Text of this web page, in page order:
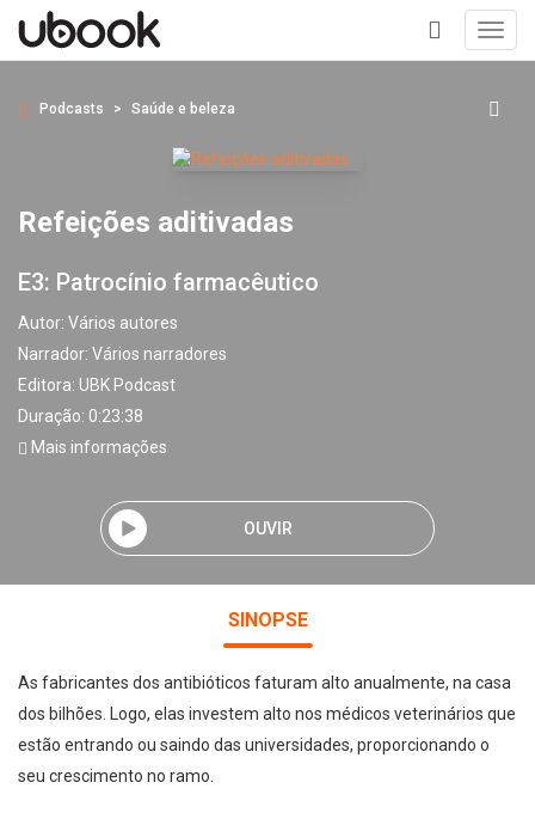
+
Podcasts Saúde e beleza
Refeições aditivadas
E3: Patrocínio farmacêutico
Autor: Vários autores
Narrador: Vários narradores
Editora: UBK Podcast
Duração: 0:23:38
Mais informações
OUVIR
SINOPSE
As fabricantes dos antibióticos faturam alto anualmente, na casa
dos bilhões. Logo, elas investem alto nos médicos veterinários que
estão entrando ou saindo das universidades, proporcionando o
seu crescimento no ramo.